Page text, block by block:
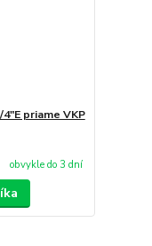
priame VKP
obvykle do 3 dní